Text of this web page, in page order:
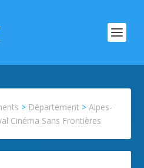
> Département >Alpes-
Cinéma Sans Frontières